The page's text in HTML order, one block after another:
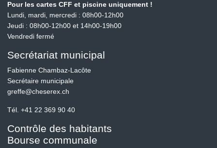
Pour les cartes CFF et piscine uniquement !
Lundi, mardi, mercredi : 08h00-12h00
Jeudi : 08h00-12h00 et 14h00-19h00
Vendredi fermé
Secrétariat municipal
Fabienne Chambaz-Lacôte
Secrétaire municipale
greffe@cheserex.ch
Tél. +41 22 369 90 40
Contrôle des habitants
Bourse communale